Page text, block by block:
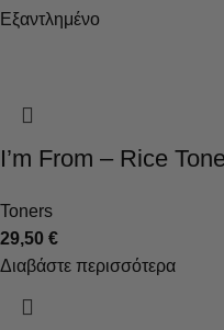
Εξαντλημένο
I’m From – Rice
Toners
29,50 €
Διαβάστε περισσότερα